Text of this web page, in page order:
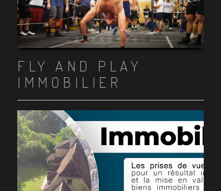
Item 1
Item 2
Item 3
Item 4
Item 5
Item 6
Item 7
Item 8
Item 9
Item 10
FLY AND PLAY
IMMOBILIER